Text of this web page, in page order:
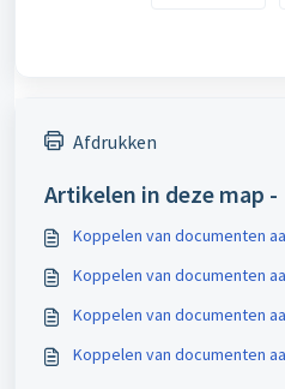
Afdrukken
Artikelen in deze map -
Koppelen van documenten
Koppelen van documenten
Koppelen van documenten
Koppelen van documenten